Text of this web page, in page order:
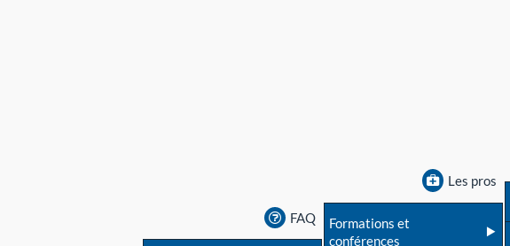
FAQ
Les pros
Formations et
conférences